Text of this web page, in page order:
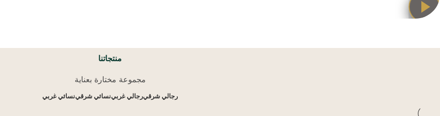
منتجاتنا
مجموعة مختارة بعناية
رجالي شرقيرجالي غربينسائي شرقينسائي غربي